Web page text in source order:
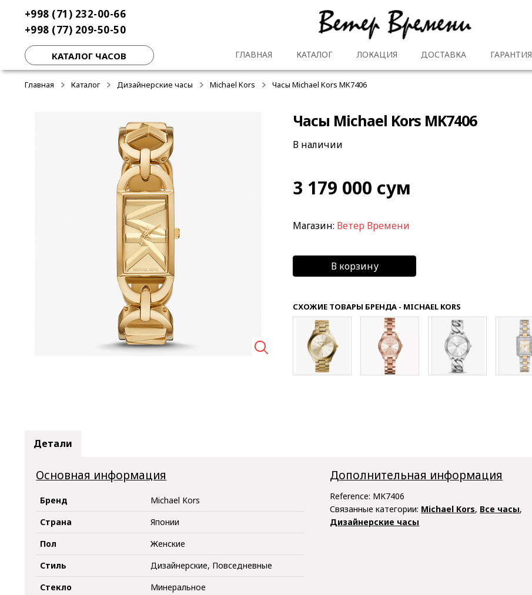
навигации
содержимому
+998 (71) 232-00-66
+998 (77) 209-50-50
КАТАЛОГ ЧАСОВ ГЛАВНАЯ КАТАЛОГ ЛОКАЦИЯ ДОСТАВКА ГАРАНТИЯ
Главная Каталог Дизайнерские часы Michael Kors Часы Michael Kors MK7406
Часы Michael Kors MK7406
В наличии
3 179 000 сум
Магазин: Ветер Времени
В корзину
СХОЖИЕ ТОВАРЫ БРЕНДА - MICHAEL KORS
Детали
Основная информация
Бренд
Michael Kors
Страна
Японии
Пол
Женские
Стиль
Дизайнерские, Повседневные
Стекло
Минеральное
Дополнительная информация
Reference: MK7406
Связанные категории: Michael Kors, Все часы,
Дизайнерские часы